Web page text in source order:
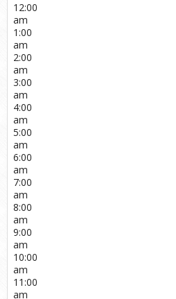
12:00
am
1:00
am
2:00
am
3:00
am
4:00
am
5:00
am
6:00
am
7:00
am
8:00
am
9:00
am
10:00
am
11:00
am